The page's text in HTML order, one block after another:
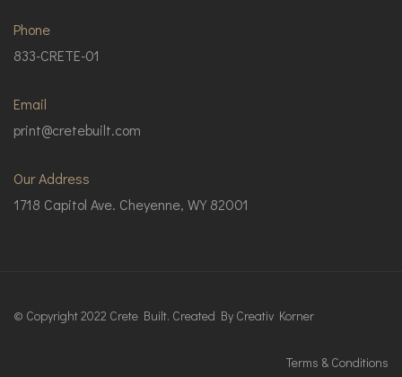
Phone
833-CRETE-01
Email
print@cretebuilt.com
Our Address
1718 Capitol Ave. Cheyenne, WY 82001
© Copyright 2022 Crete Built. Created By Creativ Korner
Terms & Conditions